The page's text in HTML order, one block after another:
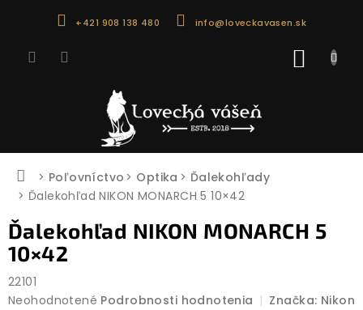
+421 908 138 480 info@loveckavasen.sk
Domov
Poľovníctvo Optika
Ďalekohľady
Ďalekohľad NIKON MONARCH 5 10×42
Ďalekohľad NIKON MONARCH 5
10×42
22101
Priemerné
Neohodnotené Podrobnosti hodnotenia Značka: Nikon